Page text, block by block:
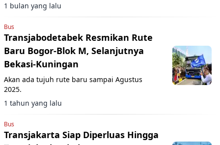
1 bulan yang lalu
Bus
Transjabodetabek Resmikan Rute
Baru Bogor-Blok M, Selanjutnya
Bekasi-Kuningan
Akan ada tujuh rute baru sampai Agustus
2025.
1 tahun yang lalu
Bus
Transjakarta Siap Diperluas Hingga